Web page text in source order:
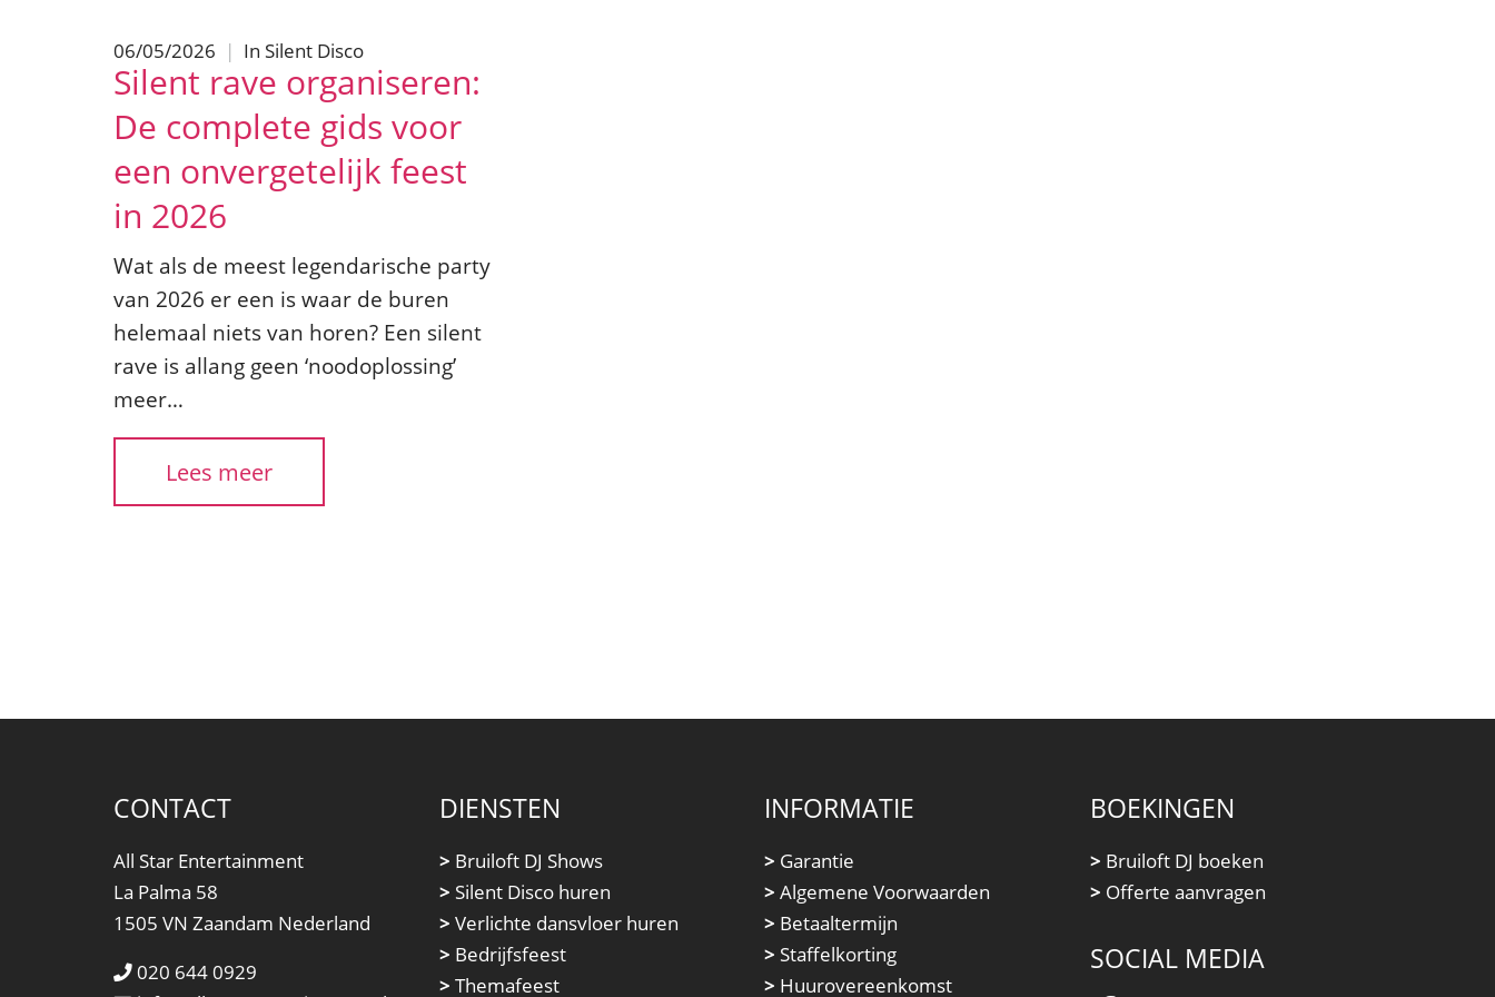
06/05/2026 | In Silent Disco
Silent rave organiseren:
De complete gids voor
een onvergetelijk feest
in 2026
Wat als de meest legendarische party
van 2026 er een is waar de buren
helemaal niets van horen? Een silent
rave is allang geen ‘noodoplossing’
meer…
Lees meer
CONTACT
All Star Entertainment
La Palma 58
1505 VN Zaandam Nederland
020 644 0929
DIENSTEN
> Bruiloft DJ Shows
> Silent Disco huren
> Verlichte dansvloer huren
> Bedrijfsfeest
> Themafeest
INFORMATIE
> Garantie
> Algemene Voorwaarden
> Betaaltermijn
> Staffelkorting
> Huurovereenkomst
BOEKINGEN
> Bruiloft DJ boeken
> Offerte aanvragen
SOCIAL MEDIA